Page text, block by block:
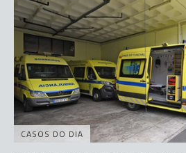
CASOS DO DIA